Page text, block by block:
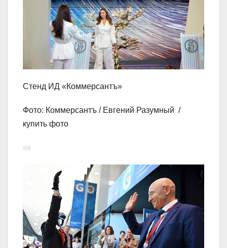
Стенд ИД «Коммерсантъ»
Фото: Коммерсантъ / Евгений Разумный /
купить фото